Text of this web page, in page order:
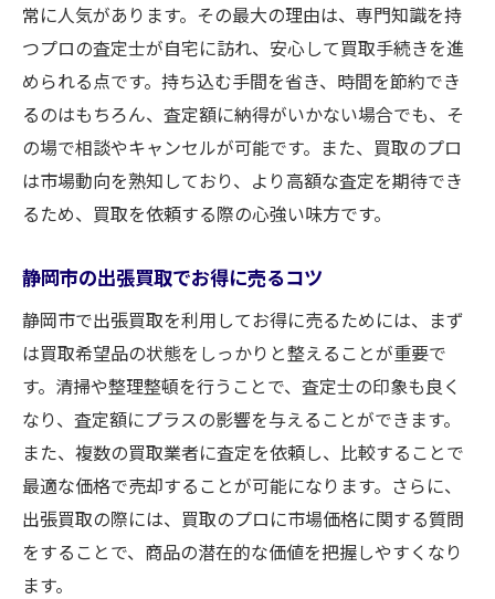
賢く選ぶ！静岡市の出張買取のポイント
静岡市での出張買取を賢く利用する方法
静岡市の買取を依頼する際のベストな選択
出張買取で静岡市の買取を賢く売却
静岡市での賢い買取を実現する出張サービ
ス
静岡市での買取の手間を削減する方法
出張買取を活用して静岡市での買取をスム
ーズに
静岡市の買取で手間を省くための出張サー
ビスの活用
自宅で完結！静岡市の出張買取の具体的な
使い方
静岡市での買取を簡単にする出張サービス
の使い方
常に人気があります。その最大の理由は、専門知識を持
つプロの査定士が自宅に訪れ、安心して買取手続きを進
められる点です。持ち込む手間を省き、時間を節約でき
るのはもちろん、査定額に納得がいかない場合でも、そ
の場で相談やキャンセルが可能です。また、買取のプロ
は市場動向を熟知しており、より高額な査定を期待でき
るため、買取を依頼する際の心強い味方です。
静岡市の出張買取でお得に売るコツ
静岡市で出張買取を利用してお得に売るためには、まず
は買取希望品の状態をしっかりと整えることが重要で
す。清掃や整理整頓を行うことで、査定士の印象も良く
なり、査定額にプラスの影響を与えることができます。
また、複数の買取業者に査定を依頼し、比較することで
最適な価格で売却することが可能になります。さらに、
出張買取の際には、買取のプロに市場価格に関する質問
をすることで、商品の潜在的な価値を把握しやすくなり
ます。